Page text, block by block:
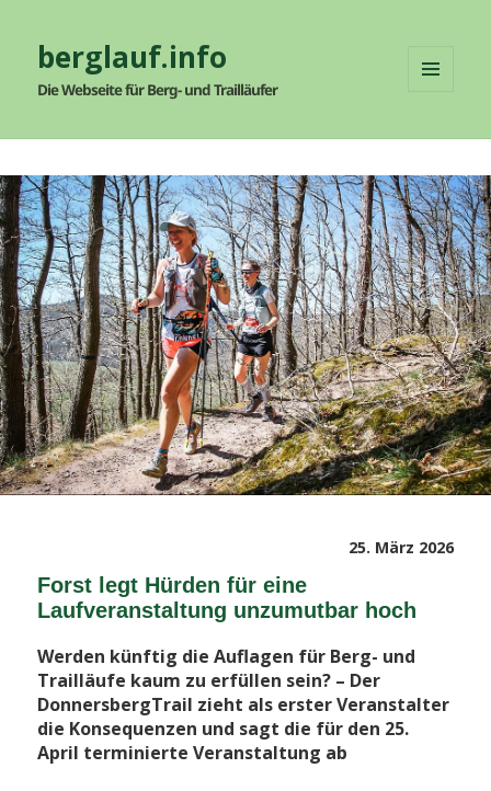
berglauf.info
Die Webseite für Berg- und Trailläufer
WIDGETS
Veröffentlicht
25. März 2026
Forst legt Hürden für eine
Laufveranstaltung unzumutbar hoch
Werden künftig die Auflagen für Berg- und
Trailläufe kaum zu erfüllen sein? – Der
DonnersbergTrail zieht als erster Veranstalter
die Konsequenzen und sagt die für den 25.
April terminierte Veranstaltung ab